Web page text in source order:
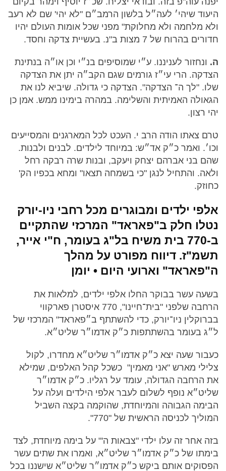
היעוד שיהי׳ לעה״ל בלשון הרמב״ם "לא יהי' שם לא רעב
ולא מלחמה ולא מחלוקת" מפני שכל אומות העולם יהיו
חדורים בהרוח של 7 מצות ב"נ. בעשיית צדקה וחסד.
ה. ונחזור לעניננו. ע״י שמוסיפים בנ״י וכן או״ה בנתינת
הצדקה. הרי עי״ז גורמים שגם הקב״ה יתן את הצדקה
שלו. "לך ה־ הצדקה". הצדקה כי גדולה. שיביא לנו את
הגאולה האמיתית והשלימה. במהרה בימינו ממש. אמן כן
יהי רצון.
טרם צאתו הודה הרב י. העכט לכל המארגנים והמסייעים
וכו׳. ואמר כ״ק אד״ש: במיוחד לילדים. לבנים ולבנות.
שהם בני אברהם יצחק ויעקב, ובנות שרה רבקה רחל
ולאה. והתחיל לנגן "כי בשמחה תצאו" ומחא בכפיו הק'
כחוזק.
אלפי ילדים ומבוגרים מכל רחבי ניו-יורק
נטלו חלק ב"פאראד" המרכזי שהתקיים
ב-770 בית משיח בל"ג בעומר, ח"י אייר,
תשמ"ז. דיווח מפורט על מהלך
ה"פאראד" וארועי היום • יומן
בשעה עשר בבוקר החלו אלפי ילדים, למלאות את
הרחבה שלפני "בית־חיינו", 770 איסטרן פארקווי
בברוקלין ניו־יורק, כדי להשתתף ב״פאראד" המרכזי של
ל״ג בעומר בהשתתפות כ״ק אדמו״ר שליט״א.
כעבור שעה יצא כ״ק אדמו״ר שליט״א מחדרו, לקול
צלילי מארש "אני מאמין" כשכל קהל האלפים, שמילא
את הרחבה הגדולה, עומד על רגליו. כ״ק אדמו״ר
שליט״א נופף לשלום לעבר אלפי הילדים ועלה על
הבימה הגבוהה והמיוחדת, שהוקמה בקצה השביל
המוליך לכניסה הראשית של "770".
בזה אחר זה עלו ילדי "צבאות ה'" על בימה מיוחדת, לצד
בימתו של כ״ק אדמו״ר שליט״א, ואמרו את שתים עשר
הפסוקים אותם ביקש כ״ק אדמו״ר שליט״א שישננו בכל